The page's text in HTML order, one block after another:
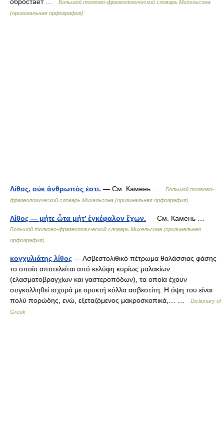
Большой толково-фразеологический словарь Михельсона
(оригинальная орфография)
Λίθος, οὐκ ἄνθρωπός ἐστι. — См. Камень …
Большой толково-
фразеологический словарь Михельсона (оригинальная орфография)
Λίθος — μήτε ὧτα μήτ’ ἐγκέφαλον ἔχων. — См. Камень …
Большой толково-фразеологический словарь Михельсона (оригинальная
орфография)
κογχυλιάτης λίθος — Ασβεστολιθικό πέτρωμα θαλάσσιας φάσης
το οποίο αποτελείται από κελύφη κυρίως μαλακίων
(ελασματοβραγχίων και γαστεροπόδων), τα οποία έχουν
συγκολληθεί ισχυρά με ορυκτή κόλλα ασβεστίτη. Η όψη του είναι
πολύ πορώδης, ενώ, εξεταζόμενος μακροσκοπικά,… …
Dictionary of
Greek